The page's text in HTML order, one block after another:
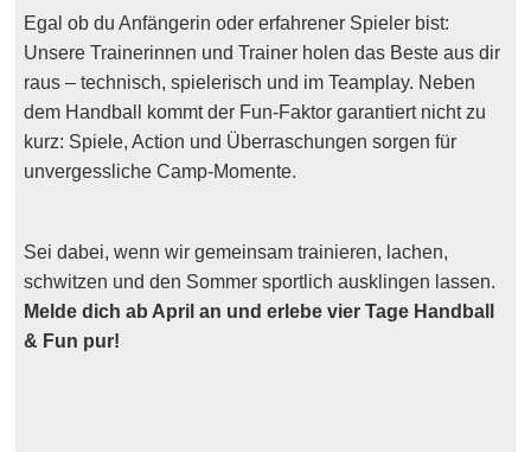
Egal ob du Anfängerin oder erfahrener Spieler bist:
Unsere Trainerinnen und Trainer holen das Beste aus dir
raus – technisch, spielerisch und im Teamplay. Neben
dem Handball kommt der Fun-Faktor garantiert nicht zu
kurz: Spiele, Action und Überraschungen sorgen für
unvergessliche Camp-Momente.
Sei dabei, wenn wir gemeinsam trainieren, lachen,
schwitzen und den Sommer sportlich ausklingen lassen.
Melde dich ab April an und erlebe vier Tage Handball
& Fun pur!